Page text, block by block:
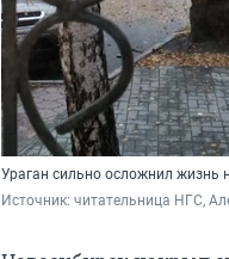
Ураган сильно осложнил жизнь
Источник: читательница НГС,